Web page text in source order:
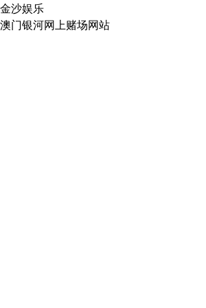
金沙娱乐
澳门银河网上赌场网站